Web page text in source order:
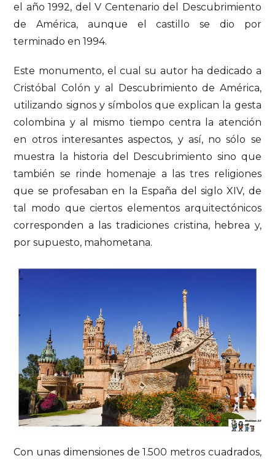
el año 1992, del V Centenario del Descubrimiento
de América, aunque el castillo se dio por
terminado en 1994.
Este monumento, el cual su autor ha dedicado a
Cristóbal Colón y al Descubrimiento de América,
utilizando signos y símbolos que explican la gesta
colombina y al mismo tiempo centra la atención
en otros interesantes aspectos, y así, no sólo se
muestra la historia del Descubrimiento sino que
también se rinde homenaje a las tres religiones
que se profesaban en la España del siglo XIV, de
tal modo que ciertos elementos arquitectónicos
corresponden a las tradiciones cristina, hebrea y,
por supuesto, mahometana.
Con unas dimensiones de 1.500 metros cuadrados,